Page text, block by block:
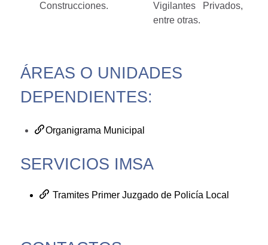
Construcciones.
Vigilantes Privados,
entre otras.
ÁREAS O UNIDADES
DEPENDIENTES:
Organigrama Municipal
SERVICIOS IMSA
Tramites Primer Juzgado de Policía Local